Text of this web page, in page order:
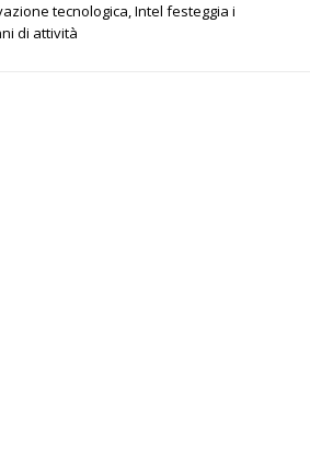
tecnologica, Intel festeggia i
di attività